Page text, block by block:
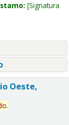
Signatura
Oeste,
.